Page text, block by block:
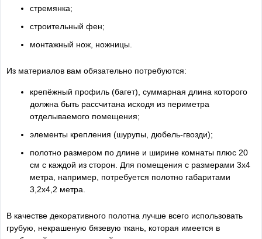
стремянка;
строительный фен;
монтажный нож, ножницы.
Из материалов вам обязательно потребуются:
крепёжный профиль (багет), суммарная длина которого
должна быть рассчитана исходя из периметра
отделываемого помещения;
элементы крепления (шурупы, дюбель-гвозди);
полотно размером по длине и ширине комнаты плюс 20
см с каждой из сторон. Для помещения с размерами 3х4
метра, например, потребуется полотно габаритами
3,2х4,2 метра.
В качестве декоративного полотна лучше всего использовать
грубую, некрашеную бязевую ткань, которая имеется в